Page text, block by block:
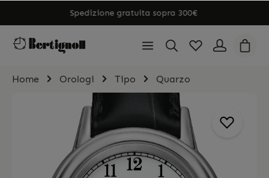
Spedizione gratuita sopra 300€
Home Orologi Tipo Quarzo